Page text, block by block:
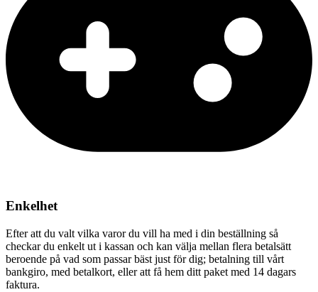
Enkelhet
Efter att du valt vilka varor du vill ha med i din beställning så
checkar du enkelt ut i kassan och kan välja mellan flera betalsätt
beroende på vad som passar bäst just för dig; betalning till vårt
bankgiro, med betalkort, eller att få hem ditt paket med 14 dagars
faktura.